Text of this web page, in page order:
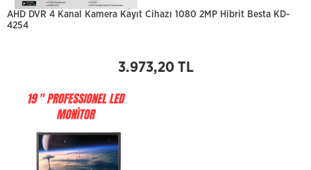
AHD DVR 4 Kanal Kamera Kayıt Cihazı 1080 2MP Hibrit Besta KD-
4254
3.973,20 TL